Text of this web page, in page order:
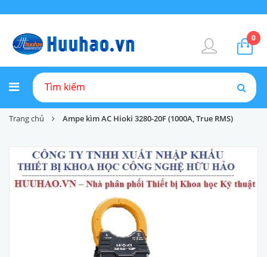
0
Trang chủ Ampe kìm AC Hioki 3280-20F (1000A, True RMS)